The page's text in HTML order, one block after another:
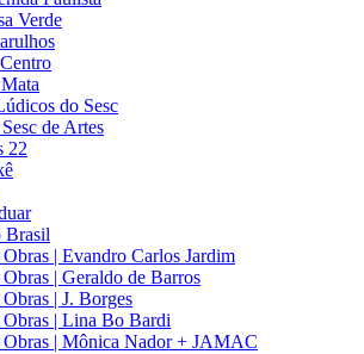
Verde
do Sesc
de Artes
22
Brasil
| Evandro Carlos Jardim
| Geraldo de Barros
| J. Borges
Obras | Lina Bo Bardi
Obras | Mônica Nador + JAMAC